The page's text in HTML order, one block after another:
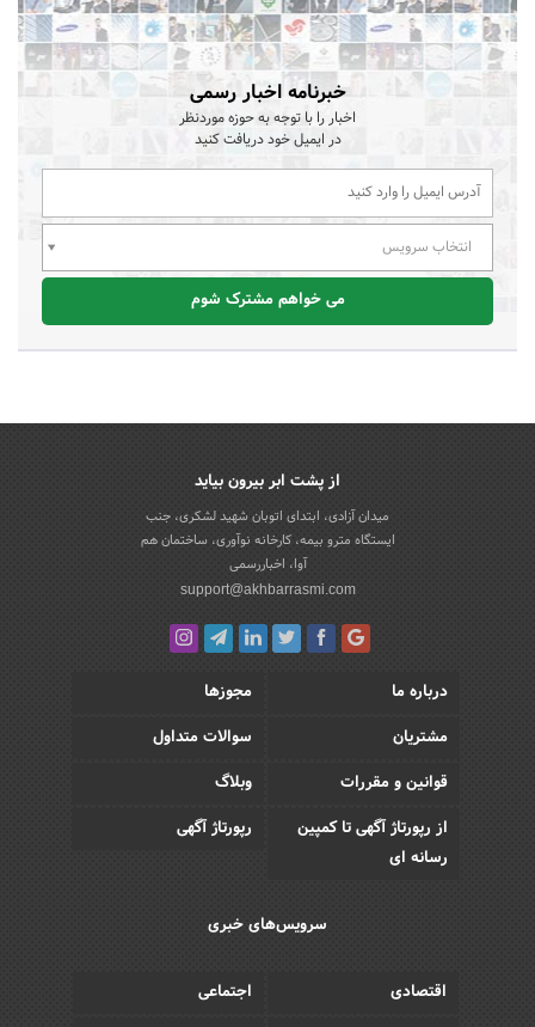
خبرنامه اخبار رسمی
اخبار را با توجه به حوزه موردنظر
در ایمیل خود دریافت کنید
انتخاب سرویس
می خواهم مشترک شوم
از پشت ابر بیرون بیاید
میدان آزادی، ابتدای اتوبان شهید لشکری، جنب
ایستگاه مترو بیمه، کارخانه نوآوری، ساختمان هم
آوا، اخباررسمی
support@akhbarrasmi.com
درباره ما
مجوزها
مشتریان
سوالات متداول
قوانین و مقررات
وبلاگ
از رپورتاژ آگهی تا کمپین
رسانه ای
رپورتاژ آگهی
سرویس‌های خبری
اقتصادی
اجتماعی